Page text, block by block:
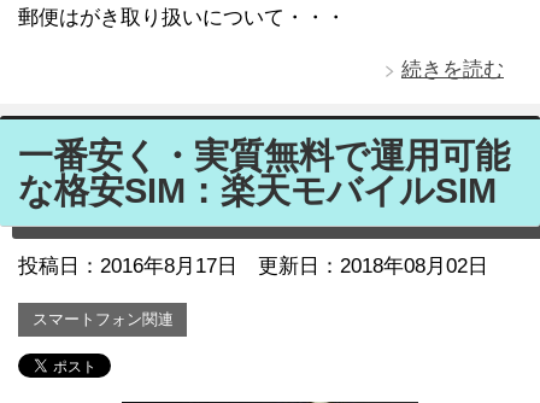
郵便はがき取り扱いについて・・・
続きを読む
一番安く・実質無料で運用可能
な格安SIM：楽天モバイルSIM
投稿日： 2016年8月17日 更新日：2018年08月02日
スマートフォン関連